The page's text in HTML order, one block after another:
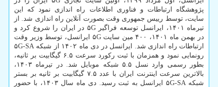
پژوهشگاه ارتباطات و فناوری اطلاعات راه اندازی نمود که این
سایت، توسط رییس جمهوری وقت بصورت آنلاین راه اندازی شد. از
تیرماه ۱۴۰۱، ایرانسل توسعه فراگیر ۵G در ایران را شروع کرد و
در بهمن ماه ۱۴۰۱، ۴۰۰ مین سایت ۵G ایرانسل، توسط وزیر وقت
ارتباطات راه اندازی شد. ایرانسل در دی ماه ۱۴۰۲ از شبکه ۵G-SA
رونمایی نمود و همزمان با ثبت رکورد سرعت ۶.۵ گیگابیت بر ثانیه،
بطور رسمی وارد نسل ۵.۵ شبکه موبایل شد. در تیرماه ۱۴۰۳،
بالاترین سرعت اینترنت ایران با عدد ۷.۵ گیگابیت بر ثانیه بر بستر
شبکه ۵G-SA ایرانسل به ثبت رسید. دی ماه سال ۱۴۰۳، با حضور